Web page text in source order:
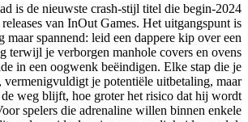
is de nieuwste crash‑stijl titel die begin‑2024
van InOut Games. Het uitgangspunt is
maar spannend: leid een dappere kip over een
terwijl je verborgen manhole covers en ovens
in een oogwenk beëindigen. Elke stap die je
vermenigvuldigt je potentiële uitbetaling, maar
weg blijft, hoe groter het risico dat hij wordt
spelers die adrenaline willen binnen enkele